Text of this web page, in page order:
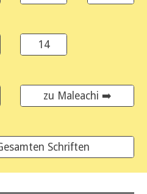
14
zu Maleachi ➡️
Schriften